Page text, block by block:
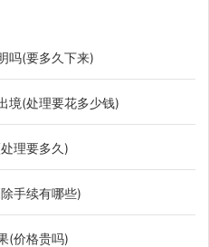
吗(要多久下来)
境(处理要花多少钱)
理要多久)
手续有哪些)
(价格贵吗)